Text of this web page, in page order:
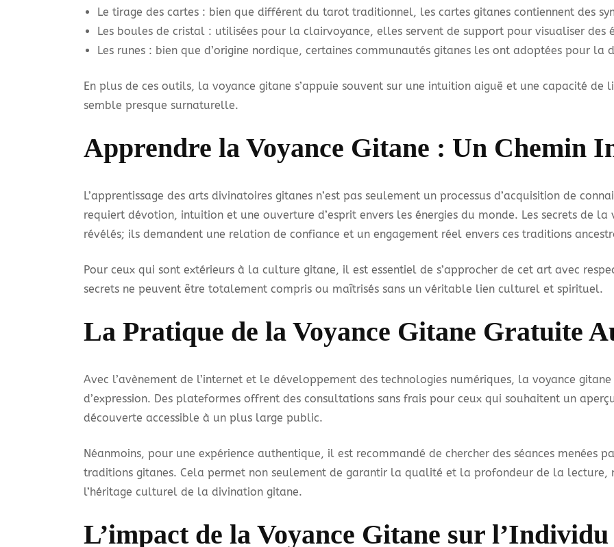
Le tirage des cartes : bien que différent du tarot traditionnel, les cartes gitanes contiennent des
Les boules de cristal : utilisées pour la clairvoyance, elles servent de support pour visualiser des
Les runes : bien que d’origine nordique, certaines communautés gitanes les ont adoptées pour la
En plus de ces outils, la voyance gitane s’appuie souvent sur une intuition aiguë et une capacité de
semble presque surnaturelle.
Apprendre la Voyance Gitane : Un Chemin
L’apprentissage des arts divinatoires gitanes n’est pas seulement un processus d’acquisition de
requiert dévotion, intuition et une ouverture d’esprit envers les énergies du monde. Les secrets de la
révélés; ils demandent une relation de confiance et un engagement réel envers ces traditions
Pour ceux qui sont extérieurs à la culture gitane, il est essentiel de s’approcher de cet art avec
secrets ne peuvent être totalement compris ou maîtrisés sans un véritable lien culturel et spirituel.
La Pratique de la Voyance Gitane Gratuite
Avec l’avènement de l’internet et le développement des technologies numériques, la voyance
d’expression. Des plateformes offrent des consultations sans frais pour ceux qui souhaitent un
découverte accessible à un plus large public.
Néanmoins, pour une expérience authentique, il est recommandé de chercher des séances menées
traditions gitanes. Cela permet non seulement de garantir la qualité et la profondeur de la lecture,
l’héritage culturel de la divination gitane.
L’impact de la Voyance Gitane sur l’Individu